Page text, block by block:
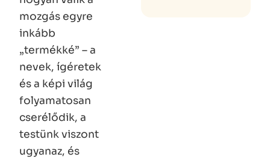
mozgás egyre
inkább
„termékké” – a
nevek, ígéretek
és a képi világ
folyamatosan
cserélődik, a
testünk viszont
ugyanaz, és